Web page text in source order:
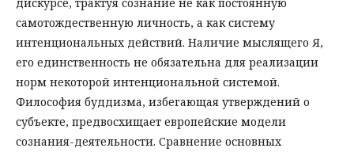
самотождественную личность, а как систему
интенциональных действий. Наличие мыслящего Я,
его единственность не обязательна для реализации
норм некоторой интенциональной системой.
Философия буддизма, избегающая утверждений о
субъекте, предвосхищает европейские модели
сознания-деятельности. Сравнение основных